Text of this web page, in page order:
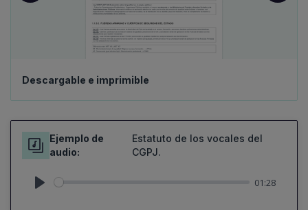
Descargable e imprimible
Ejemplo de
audio:
Estatuto de los vocales del
CGPJ.
01:28